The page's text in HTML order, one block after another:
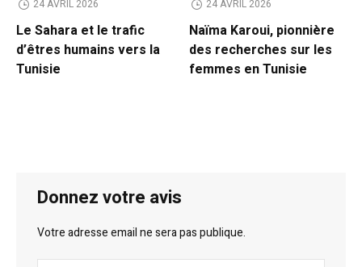
24 AVRIL 2026
Le Sahara et le trafic
d’êtres humains vers la
Tunisie
24 AVRIL 2026
Naïma Karoui, pionnière
des recherches sur les
femmes en Tunisie
Donnez votre avis
Votre adresse email ne sera pas publique.